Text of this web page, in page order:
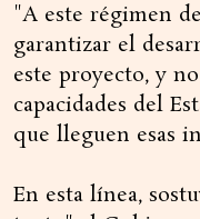
"A este régimen
garantizar el
este proyecto, y
capacidades del
que lleguen esas
En esta línea,